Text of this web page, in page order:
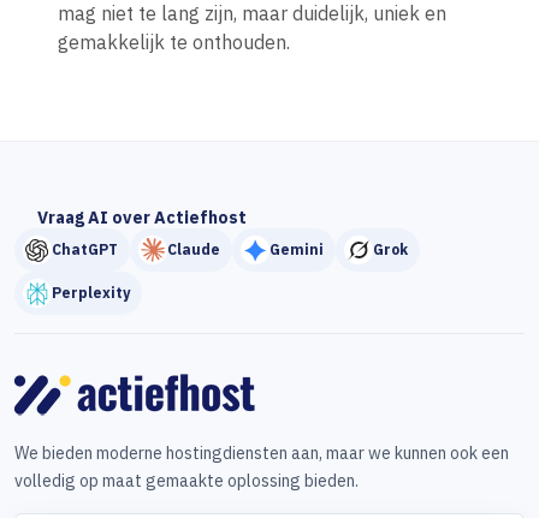
mag niet te lang zijn, maar duidelijk, uniek en
gemakkelijk te onthouden.
Vraag AI over Actiefhost
ChatGPT Claude Gemini Grok
Perplexity
We bieden moderne hostingdiensten aan, maar we kunnen ook een
volledig op maat gemaakte oplossing bieden.